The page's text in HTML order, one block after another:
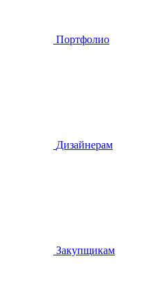
Портфолио
Дизайнерам
Закупщикам